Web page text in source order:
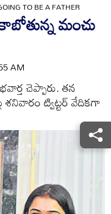
TO BE A FATHER
మంచు
AM
చెప్పారు. తన
ట్విట్టర్‌ వేదికగా